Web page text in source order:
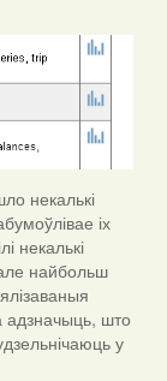
некалькі
іх
некалькі
найбольш
адзначыць, што
у